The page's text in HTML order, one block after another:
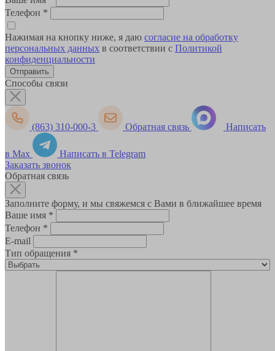
Телефон *
Нажимая на кнопку ниже, я даю согласие на обработку
персональных данных в соответствии с Политикой
конфиденциальности
Способы связи
(863) 310-000-3 Обратная связь Написать
в Max
Написать в Telegram
Заказать звонок
Обратная связь
Заполните форму, и мы свяжемся с Вами в ближайшее время
Ваше имя *
Телефон *
E-mail
Тип обращения *